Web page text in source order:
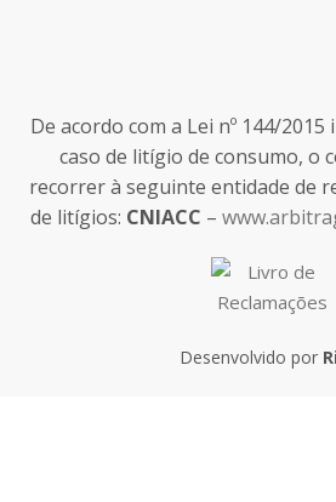
De acordo com a Lei nº 144/
caso de litígio de consumo, o
recorrer à seguinte entidade de
de litígios: CNIACC –
Desenvolvido por